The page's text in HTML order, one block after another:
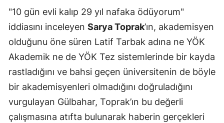
"10 gün evli kalıp 29 yıl nafaka ödüyorum"
iddiasını inceleyen Sarya Toprak’ın, akademisyen
olduğunu öne süren Latif Tarbak adına ne YÖK
Akademik ne de YÖK Tez sistemlerinde bir kayda
rastladığını ve bahsi geçen üniversitenin de böyle
bir akademisyenleri olmadığını doğruladığını
vurgulayan Gülbahar, Toprak’ın bu değerli
çalışmasına atıfta bulunarak haberin gerçekleri